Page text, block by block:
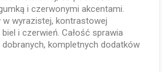
i czerwonymi akcentami.
wyrazistej, kontrastowej
i czerwień. Całość sprawia
kompletnych dodatków